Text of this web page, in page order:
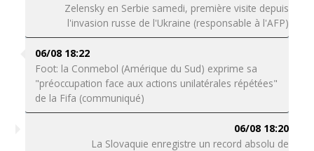
Zelensky en Serbie samedi, première visite depuis
l'invasion russe de l'Ukraine (responsable à l'AFP)
06/08 18:22
Foot: la Conmebol (Amérique du Sud) exprime sa
"préoccupation face aux actions unilatérales répétées"
de la Fifa (communiqué)
06/08 18:20
La Slovaquie enregistre un record absolu de